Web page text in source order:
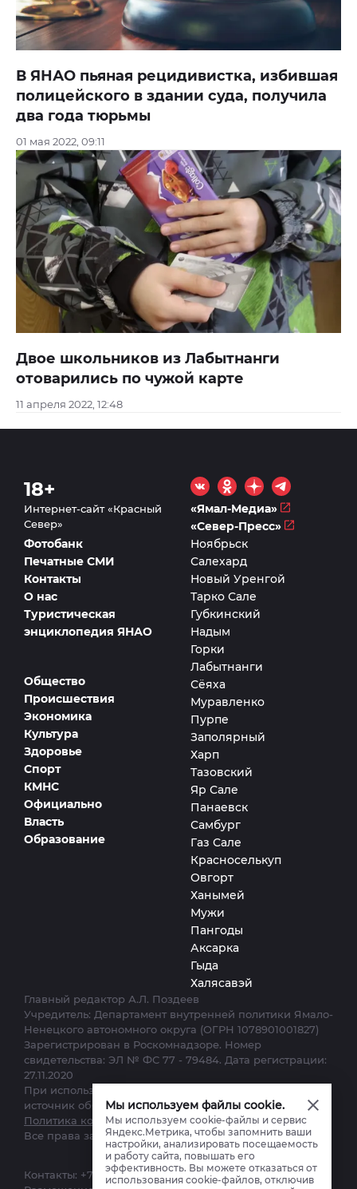
В ЯНАО пьяная рецидивистка, избившая
полицейского в здании суда, получила
два года тюрьмы
01 мая 2022, 09:11
Двое школьников из Лабытнанги
отоварились по чужой карте
11 апреля 2022, 12:48
Мы используем файлы cookie.
Мы используем cookie-файлы и сервис
Яндекс.Метрика, чтобы запомнить ваши
настройки, анализировать посещаемость
и работу сайта, повышать его
эффективность. Вы можете отказаться от
использования cookie-файлов, отключив
18+
Интернет-сайт «Красный
Север»
«Ямал-Медиа»
«Север-Пресс»
Общество
Происшествия
Экономика
Культура
Здоровье
Спорт
КМНС
Официально
Власть
Образование
Фотобанк
Печатные СМИ
Контакты
О нас
Туристическая
энциклопедия ЯНАО
Ноябрьск
Салехард
Новый Уренгой
Тарко Сале
Губкинский
Надым
Горки
Лабытнанги
Сёяха
Муравленко
Пурпе
Заполярный
Харп
Тазовский
Яр Сале
Панаевск
Самбург
Газ Сале
Красноселькуп
Овгорт
Ханымей
Мужи
Пангоды
Аксарка
Гыда
Халясавэй
Главный редактор А.Л. Поздеев
Учредитель: Департамент внутренней политики Ямало-
Ненецкого автономного округа (ОГРН 1078901001827)
Зарегистрирован в Роскомнадзоре. Номер
свидетельства: ЭЛ № ФС 77 - 79484. Дата регистрации:
27.11.2020
При использовании материалов сайта ссылка на
источник обязательна.
Политика конфиденциальности.
Все права защищены. © 2012–2025
Контакты: +7 (34922) 7-12-62, ks-yanao@yamal-media.ru